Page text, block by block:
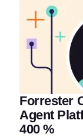
Forrester
Agent
400 %